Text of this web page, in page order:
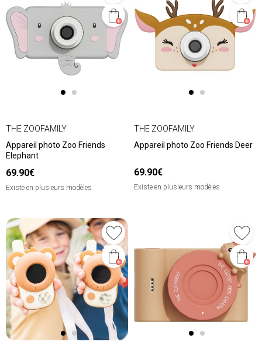
THE ZOOFAMILY
Appareil photo Zoo Friends
Elephant
69.90€
Existe en plusieurs modèles
THE ZOOFAMILY
Appareil photo Zoo Friends Deer
69.90€
Existe en plusieurs modèles